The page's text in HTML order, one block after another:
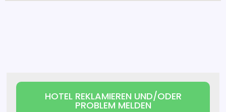
HOTEL REKLAMIEREN UND/ODER
PROBLEM MELDEN